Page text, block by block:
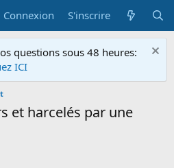
Connexion S'inscrire
questions sous 48 heures:
ICI
et harcelés par une